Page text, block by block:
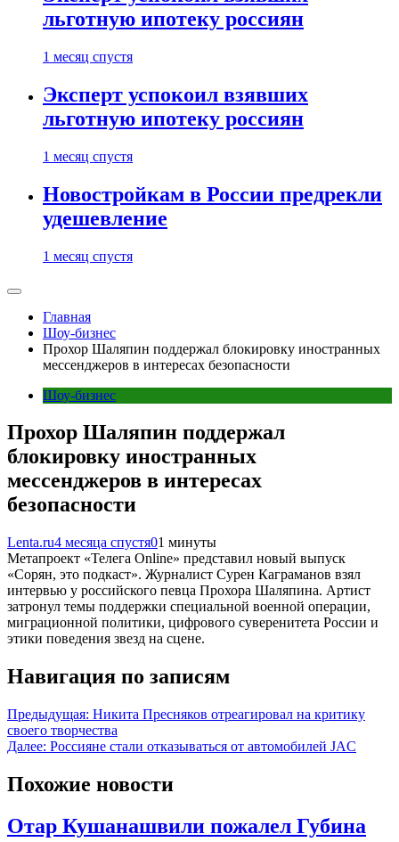
льготную ипотеку россиян
1 месяц спустя
Эксперт успокоил взявших
льготную ипотеку россиян
1 месяц спустя
Новостройкам в России предрекли
удешевление
1 месяц спустя
Главная
Шоу-бизнес
Прохор Шаляпин поддержал блокировку иностранных
мессенджеров в интересах безопасности
Шоу-бизнес
Прохор Шаляпин поддержал
блокировку иностранных
мессенджеров в интересах
безопасности
Lenta.ru4 месяца спустя01 минуты
Метапроект «Телега Online» представил новый выпуск
«Сорян, это подкаст». Журналист Сурен Каграманов взял
интервью у российского певца Прохора Шаляпина. Артист
затронул темы поддержки специальной военной операции,
миграционной политики, цифрового суверенитета России и
этики поведения звезд на сцене.
Навигация по записям
Предыдущая: Никита Пресняков отреагировал на критику
своего творчества
Далее: Россияне стали отказываться от автомобилей JAC
Похожие новости
Отар Кушанашвили пожалел Губина